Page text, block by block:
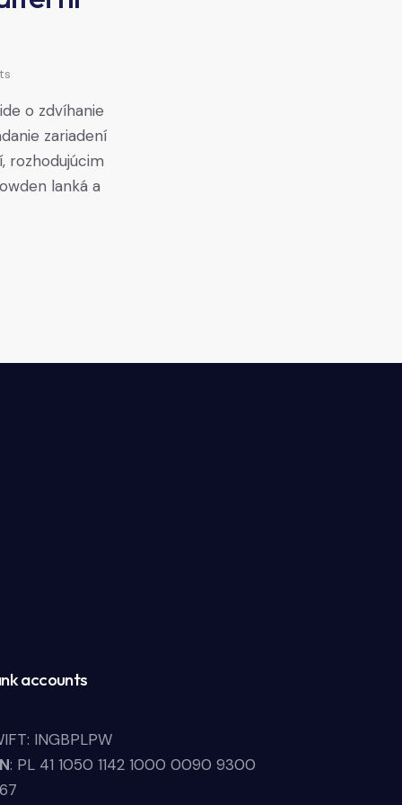
o zdvíhanie
zariadení
rozhodujúcim
lanká a
accounts
INGBPLPW
: PL 41 1050 1142 1000 0090 9300